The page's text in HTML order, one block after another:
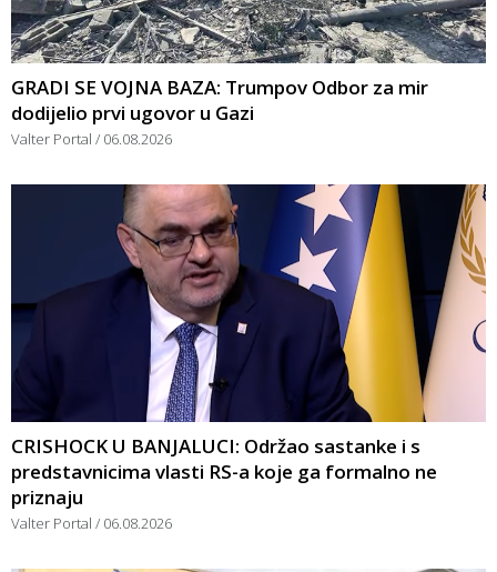
GRADI SE VOJNA BAZA: Trumpov Odbor za mir
dodijelio prvi ugovor u Gazi
Valter Portal 06.08.2026
CRISHOCK U BANJALUCI: Održao sastanke i s
predstavnicima vlasti RS-a koje ga formalno ne
priznaju
Valter Portal 06.08.2026